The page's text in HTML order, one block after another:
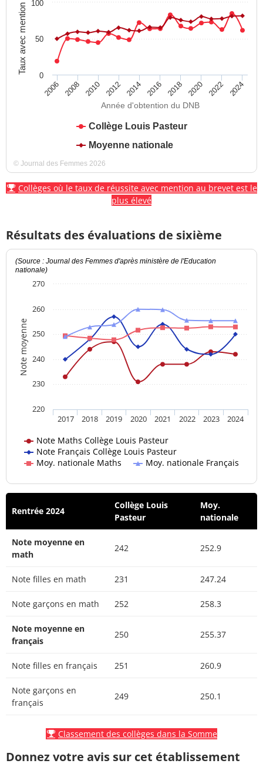
Année d'obtention du DNB
Taux avec mention
Collège Louis Pasteur
Moyenne nationale
2006 2008 2010 2012 2014 2016 2018 2020 2022 2024
0
50
100
© Journal des Femmes 2026
Collèges où le taux de réussite avec mention au brevet est le
plus élevé
Résultats des évaluations de sixième
Note moyenne
(Source : Journal des Femmes d'après ministère de l'Education
nationale)
Note Maths Collège Louis Pasteur
Note Français Collège Louis Pasteur
Moy. nationale Maths
Moy. nationale Français
2017 2018 2019 2020 2021 2022 2023 2024
220
230
240
250
260
270
Rentrée 2024
Collège Louis
Pasteur
Moy.
nationale
Note moyenne en
math
242 252.9
Note filles en math 231 247.24
Note garçons en math 252 258.3
Note moyenne en
français
250 255.37
Note filles en français 251 260.9
Note garçons en
français
249 250.1
Classement des collèges dans la Somme
Donnez votre avis sur cet établissement